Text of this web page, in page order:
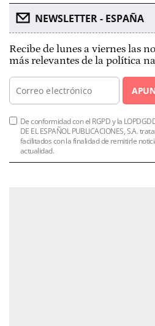
NEWSLETTER - ESPAÑA
Recibe de lunes a viernes las
más relevantes de la política
De conformidad con el RGPD y la
DE EL ESPAÑOL PUBLICACIONES, S.A.
facilitados con la finalidad de remitirle
actualidad.